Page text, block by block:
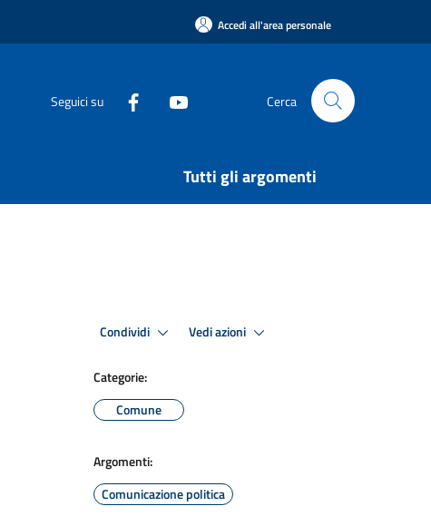
Accedi all'area personale
Seguici su Cerca
Tutti gli argomenti
Condividi Vedi azioni
Categorie:
Comune
Argomenti:
Comunicazione politica